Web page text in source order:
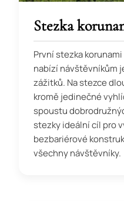
Stezka
První stezka
nabízí návštěvníkům
zážitků. Na stezce
kromě jedinečné
spoustu
stezky ideální cíl pro
bezbariérové
všechny návštěvníky.